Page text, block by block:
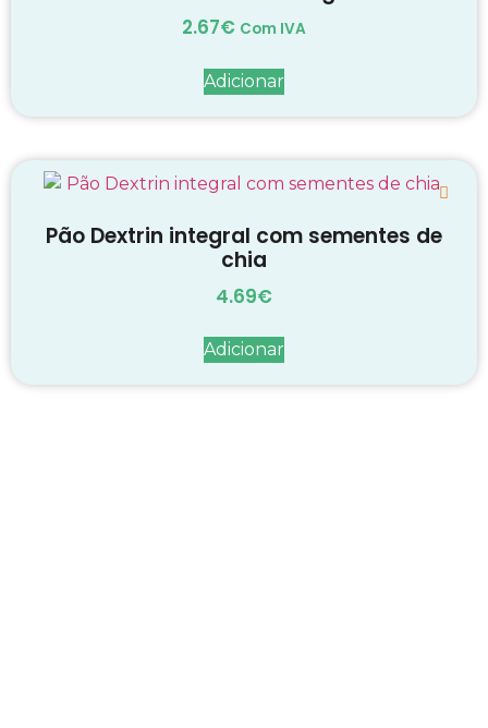
2.67€ Com IVA
Adicionar
Pão Dextrin integral com sementes de
chia
4.69€
Adicionar